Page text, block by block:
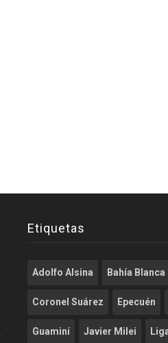
Etiquetas
Adolfo Alsina Bahía Blanca
Coronel Suárez Epecuén
Guaminí Javier Milei